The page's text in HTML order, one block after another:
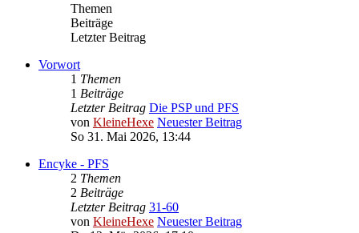
Themen
Beiträge
Letzter Beitrag
Vorwort
1 Themen
1 Beiträge
Letzter Beitrag Die PSP und PFS
von KleineHexe Neuester Beitrag
So 31. Mai 2026, 13:44
Encyke - PFS
2 Themen
2 Beiträge
Letzter Beitrag 31-60
von KleineHexe Neuester Beitrag